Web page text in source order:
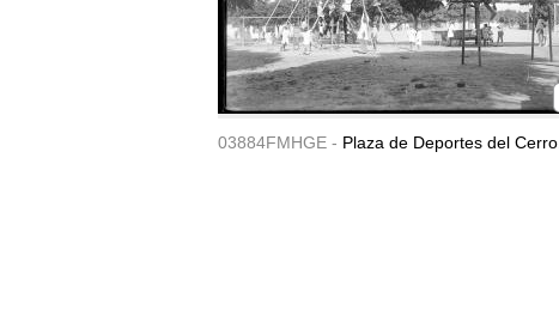
03884FMHGE - Plaza de Deportes del Cerro.